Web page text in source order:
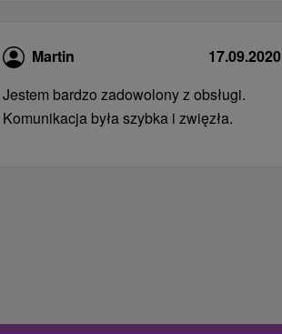
Martin
17.09.2020
Jestem bardzo zadowolony z obsługi.
Komunikacja była szybka i zwięzła.